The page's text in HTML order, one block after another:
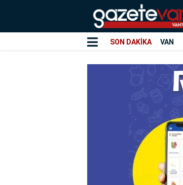
SON DAKİKA VAN